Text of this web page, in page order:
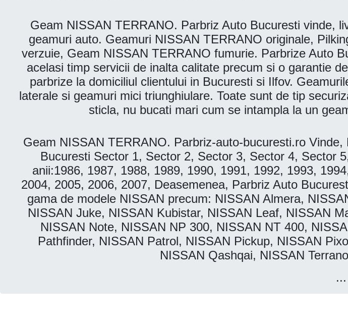
Geam NISSAN TERRANO. Parbriz Auto Bucuresti vinde,
geamuri auto. Geamuri NISSAN TERRANO originale,
verzuie, Geam NISSAN TERRANO fumurie. Parbrize Auto
acelasi timp servicii de inalta calitate precum si o garantie
parbrize la domiciliul clientului in Bucuresti si Ilfov.
laterale si geamuri mici triunghiulare. Toate sunt de tip
sticla, nu bucati mari cum se intampla la un
Geam NISSAN TERRANO. Parbriz-auto-bucuresti.ro
Bucuresti Sector 1, Sector 2, Sector 3, Sector 4, Sector
anii:1986, 1987, 1988, 1989, 1990, 1991, 1992, 1993,
2004, 2005, 2006, 2007, Deasemenea, Parbriz Auto
gama de modele NISSAN precum: NISSAN Almera,
NISSAN Juke, NISSAN Kubistar, NISSAN Leaf, NISSAN
NISSAN Note, NISSAN NP 300, NISSAN NT 400,
Pathfinder, NISSAN Patrol, NISSAN Pickup, NISSAN
NISSAN Qashqai, NISSAN
...